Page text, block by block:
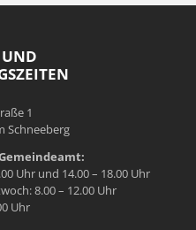
UND
1
Schneeberg
Uhr und 14.00 – 18.00 Uhr
8.00 – 12.00 Uhr
Uhr